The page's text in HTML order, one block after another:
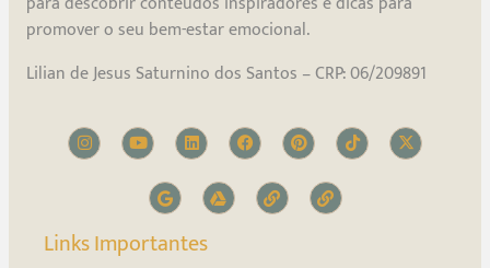
promover o seu bem-estar emocional.
Lilian de Jesus Saturnino dos Santos – CRP: 06/209891
Links Importantes